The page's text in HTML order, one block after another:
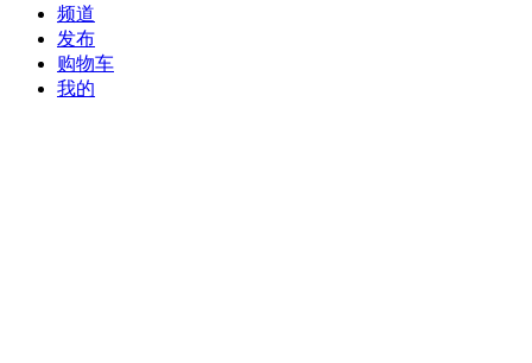
频道
发布
购物车
我的